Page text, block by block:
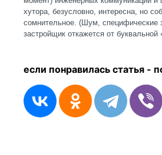
хутора, безусловно, интересна, но
сомнительное. (Шум, специфические
застройщик откажется от буквальной
если понравилась статья - п